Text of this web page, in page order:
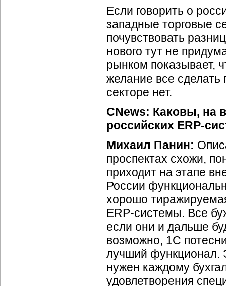
Если говорить о
западные торговые
почувствовать
нового тут не
рынком показывает,
желание все сделать
секторе нет.
CNews: Каковы, на
российских ERP-
Михаил Панин:
проспектах схожи,
приходит на этапе
России
хорошо
ERP-системы. Все
если они и дальше
возможно, 1С
лучший функционал.
нужен каждому
удовлетворения